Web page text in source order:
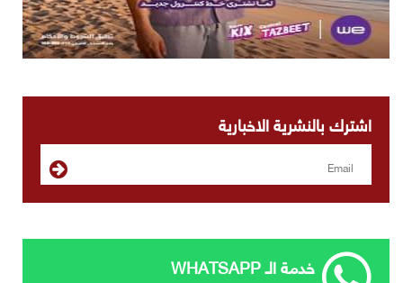
اشترك بالنشرية الاخبارية
خدمة الـ WHATSAPP